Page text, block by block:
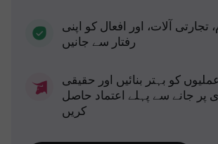
تجارتی آلات، اور افعال کو اپنی
رفتار سے جانیں
کو بہتر بنائیں اور حقیقی
پر جانے سے پہلے اعتماد حاصل
کریں